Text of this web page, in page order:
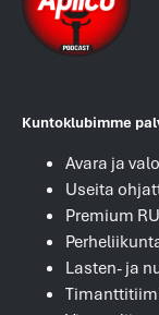
Kuntoklubimme
Avara ja
Useita
Premium
Lasten- ja